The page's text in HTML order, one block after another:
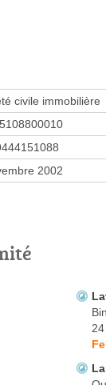
civile immobilière
2002